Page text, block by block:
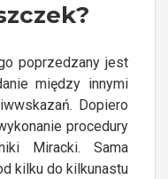
poprzedzany jest
między innymi
Dopiero
procedury
Miracki. Sama
kilku do kilkunastu